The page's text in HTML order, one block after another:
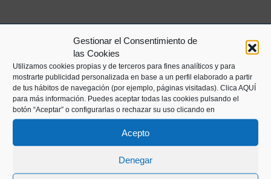
Gestionar el Consentimiento de
las Cookies
Utilizamos cookies propias y de terceros para fines analíticos y para
mostrarte publicidad personalizada en base a un perfil elaborado a partir
de tus hábitos de navegación (por ejemplo, páginas visitadas). Clica AQUÍ
para más información. Puedes aceptar todas las cookies pulsando el
botón “Aceptar” o configurarlas o rechazar su uso clicando en
Acepto
Denegar
Kaiko pasealekua, 24
+34 943 43 00 51